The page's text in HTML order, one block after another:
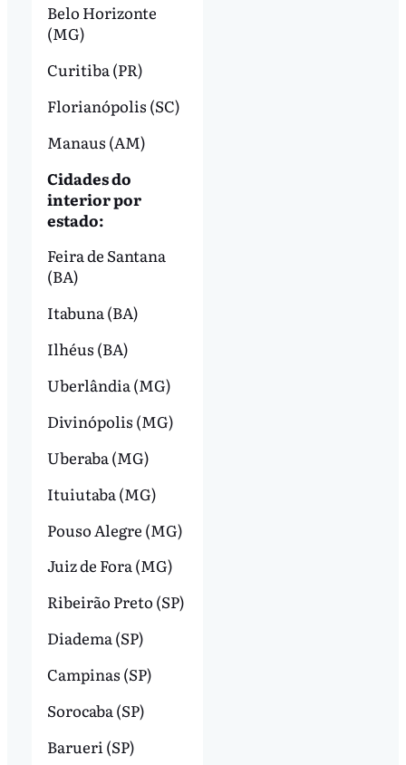
Belo Horizonte
(MG)
Curitiba (PR)
Florianópolis (SC)
Manaus (AM)
Cidades do
interior por
estado:
Feira de Santana
(BA)
Itabuna (BA)
Ilhéus (BA)
Uberlândia (MG)
Divinópolis (MG)
Uberaba (MG)
Ituiutaba (MG)
Pouso Alegre (MG)
Juiz de Fora (MG)
Ribeirão Preto (SP)
Diadema (SP)
Campinas (SP)
Sorocaba (SP)
Barueri (SP)